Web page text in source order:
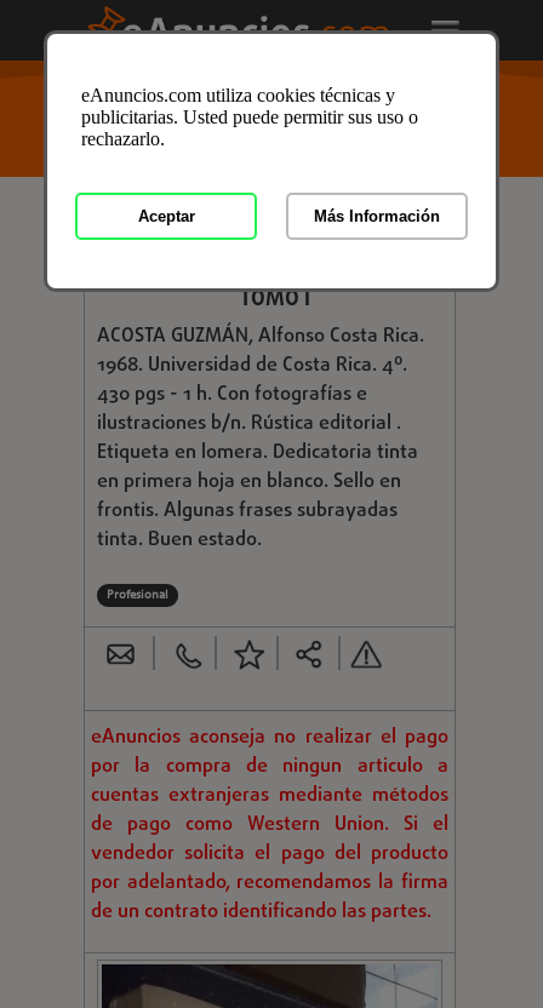
USTED ESTÁ AQUÍ>Anuncios clasificados/Formación
y Libros/Libros y Mas/Libros de Texto/Libros de
Texto en Soria/ Anuncio ID: 3251600
€ 60,00
TOMO I
ACOSTA GUZMÁN, Alfonso Costa Rica.
1968. Universidad de Costa Rica. 4º.
430 pgs - 1 h. Con fotografías e
ilustraciones b/n. Rústica editorial .
Etiqueta en lomera. Dedicatoria tinta
en primera hoja en blanco. Sello en
frontis. Algunas frases subrayadas
tinta. Buen estado.
Profesional
eAnuncios aconseja no realizar el pago
por la compra de ningun articulo a
cuentas extranjeras mediante métodos
de pago como Western Union. Si el
vendedor solicita el pago del producto
por adelantado, recomendamos la firma
de un contrato identificando las partes.
eAnuncios.com utiliza cookies técnicas y
publicitarias. Usted puede permitir sus uso o
rechazarlo.
Aceptar Más Información